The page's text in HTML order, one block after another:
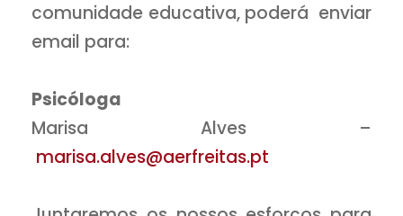
comunidade educativa, poderá enviar
email para:
Psicóloga
Marisa Alves –
marisa.alves@aerfreitas.pt